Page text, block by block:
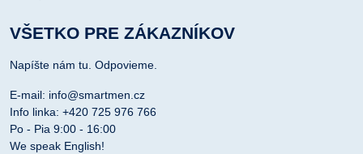
VŠETKO PRE ZÁKAZNÍKOV
Napíšte nám tu. Odpovieme.
E-mail: info@smartmen.cz
Info linka: +420 725 976 766
Po - Pia 9:00 - 16:00
We speak English!